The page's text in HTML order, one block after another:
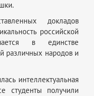
докладов
российской
в единстве
различных народов и
интеллектуальная
студенты получили